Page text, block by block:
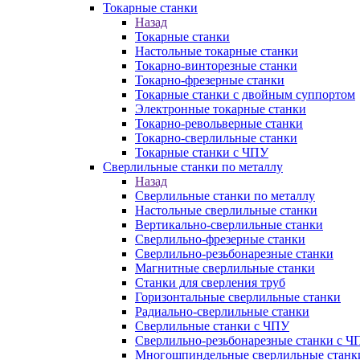
Токарные станки
Назад
Токарные станки
Настольные токарные станки
Токарно-винторезные станки
Токарно-фрезерные станки
Токарные станки с двойным суппортом
Электронные токарные станки
Токарно-револьверные станки
Токарно-сверлильные станки
Токарные станки с ЧПУ
Сверлильные станки по металлу
Назад
Сверлильные станки по металлу
Настольные сверлильные станки
Вертикально-сверлильные станки
Сверлильно-фрезерные станки
Сверлильно-резьбонарезные станки
Магнитные сверлильные станки
Станки для сверления труб
Горизонтальные сверлильные станки
Радиально-сверлильные станки
Сверлильные станки с ЧПУ
Сверлильно-резьбонарезные станки с
Многошпиндельные сверлильные